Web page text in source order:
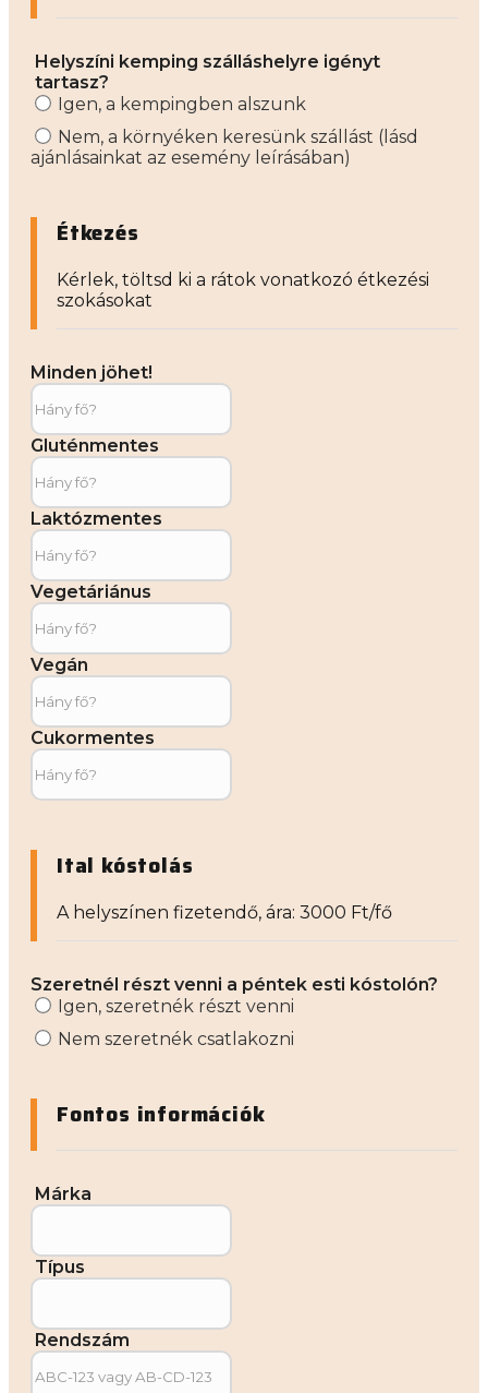
Helyszíni kemping szálláshelyre igényt
tartasz?
Igen, a kempingben alszunk
Nem, a környéken keresünk szállást (lásd
ajánlásainkat az esemény leírásában)
Étkezés
Kérlek, töltsd ki a rátok vonatkozó étkezési
szokásokat
Minden jöhet!
Gluténmentes
Laktózmentes
Vegetáriánus
Vegán
Cukormentes
Ital kóstolás
A helyszínen fizetendő, ára: 3000 Ft/fő
Szeretnél részt venni a péntek esti kóstolón?
Igen, szeretnék részt venni
Nem szeretnék csatlakozni
Fontos információk
Márka
Típus
Rendszám